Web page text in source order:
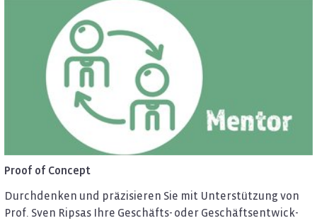
Proof of Con­cept
Durch­den­ken und prä­zi­sie­ren Sie mit Un­ter­stüt­zung von
Prof. Sven Rip­sas Ihre Ge­schäfts- oder Ge­schäfts­ent­wick­